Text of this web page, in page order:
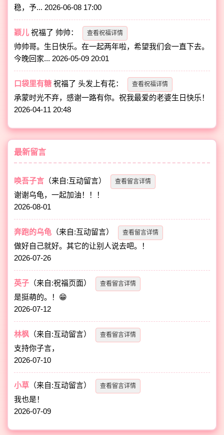
稳，予... 2026-06-08 17:00
颖儿 祝福了 帅帅： 查看祝福详情
帅帅哥。生日快乐。在一起两年啦，希望我们会一直下去。
今晚回家... 2026-05-09 20:01
口袋里有糖 祝福了头发上有花： 查看祝福详情
承蒙时光不弃，感谢一路有你。祝我最爱的老婆生日快乐！
2026-04-11 20:48
最新留言
唤吾子言 （来自:互动留言） 查看留言详情
谢谢乌龟，一起加油！！！
2026-08-01
奔跑的乌龟 （来自:互动留言） 查看留言详情
做好自己就好。其它的让别人说去吧。！
2026-07-26
英子 （来自:祝福页面） 查看留言详情
是挺萌的。！😁
2026-07-12
林枫 （来自:互动留言） 查看留言详情
支持你子言，
2026-07-10
小草 （来自:互动留言） 查看留言详情
我也是！
2026-07-09